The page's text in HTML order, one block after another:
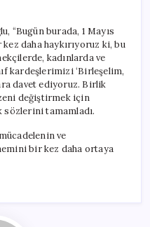
“Bugün burada, 1 Mayıs
daha haykırıyoruz ki, bu
kadınlarda ve
kardeşlerimizi ‘Birleşelim,
davet ediyoruz. Birlik
değiştirmek için
sözlerini tamamladı.
ve
bir kez daha ortaya